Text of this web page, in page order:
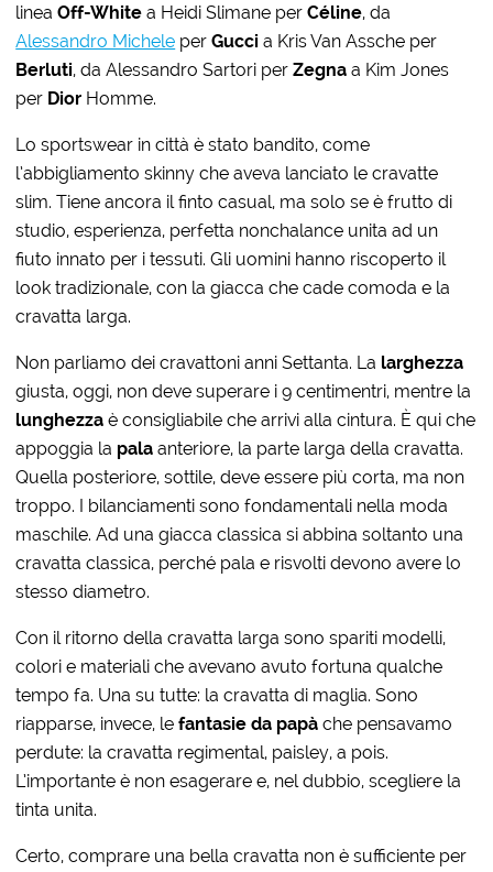
lineaOff-White a Heidi Slimane perCéline, da
Alessandro Michele perGucci a Kris Van Assche per
Berluti, da Alessandro Sartori perZegna a Kim Jones
per Dior Homme.
Lo sportswear in città è stato bandito, come
l’abbigliamento skinny che aveva lanciato le cravatte
slim. Tiene ancora il finto casual, ma solo se è frutto di
studio, esperienza, perfetta nonchalance unita ad un
fiuto innato per i tessuti. Gli uomini hanno riscoperto il
look tradizionale, con la giacca che cade comoda e la
cravatta larga.
Non parliamo dei cravattoni anni Settanta. La larghezza
giusta, oggi, non deve superare i 9 centimentri, mentre la
lunghezza è consigliabile che arrivi alla cintura. È qui che
appoggia la pala anteriore, la parte larga della cravatta.
Quella posteriore, sottile, deve essere più corta, ma non
troppo. I bilanciamenti sono fondamentali nella moda
maschile. Ad una giacca classica si abbina soltanto una
cravatta classica, perché pala e risvolti devono avere lo
stesso diametro.
Con il ritorno della cravatta larga sono spariti modelli,
colori e materiali che avevano avuto fortuna qualche
tempo fa. Una su tutte: la cravatta di maglia. Sono
riapparse, invece, lefantasie da papà che pensavamo
perdute: la cravatta regimental, paisley, a pois.
L’importante è non esagerare e, nel dubbio, scegliere la
tinta unita.
Certo, comprare una bella cravatta non è sufficiente per